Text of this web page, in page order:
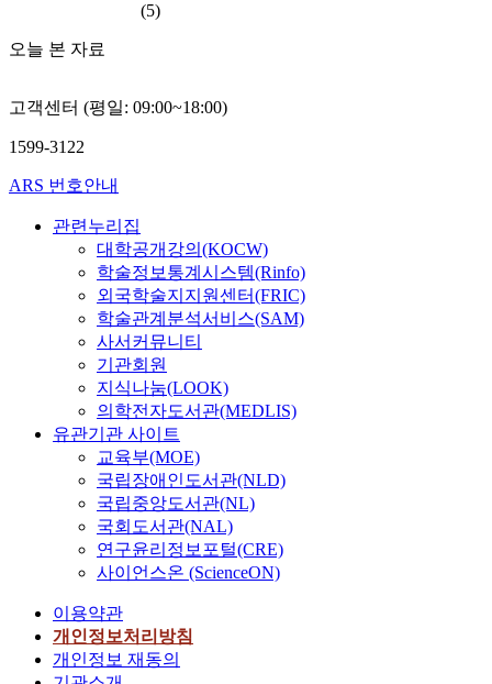
(5)
오늘 본 자료
고객센터 (평일: 09:00~18:00)
1599-3122
ARS 번호안내
관련누리집
대학공개강의(KOCW)
학술정보통계시스템(Rinfo)
외국학술지지원센터(FRIC)
학술관계분석서비스(SAM)
사서커뮤니티
기관회원
지식나눔(LOOK)
의학전자도서관(MEDLIS)
유관기관 사이트
교육부(MOE)
국립장애인도서관(NLD)
국립중앙도서관(NL)
국회도서관(NAL)
연구윤리정보포털(CRE)
사이언스온 (ScienceON)
이용약관
개인정보처리방침
개인정보 재동의